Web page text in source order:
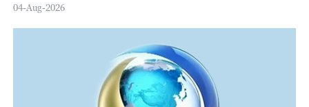
Марстерсу з нагоди Дня Конституції
04-Aug-2026